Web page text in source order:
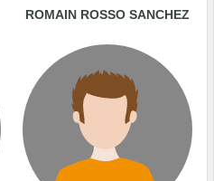
ROMAIN ROSSO SANCHEZ